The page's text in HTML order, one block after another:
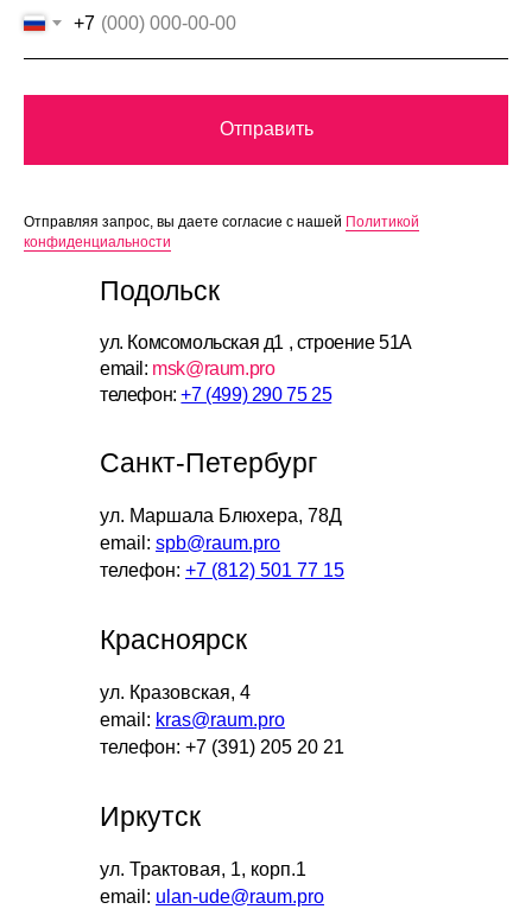
+7
Отправить
Отправляя запрос, вы даете согласие с нашей Политикой
конфиденциальности
ул. Кразовская, 4
email: kras@raum.pro
телефон: +7 (391) 205 20 21
Красноярск
ул. Трактовая, 1, корп.1
email: ulan-ude@raum.pro
Иркутск
ул. Маршала Блюхера, 78Д
email: spb@raum.pro
телефон: +7 (812) 501 77 15
Санкт-Петербург
Подольск
ул. Комсомольская д1 , строение 51А
email: msk@raum.pro
телефон:+7 (499) 290 75 25